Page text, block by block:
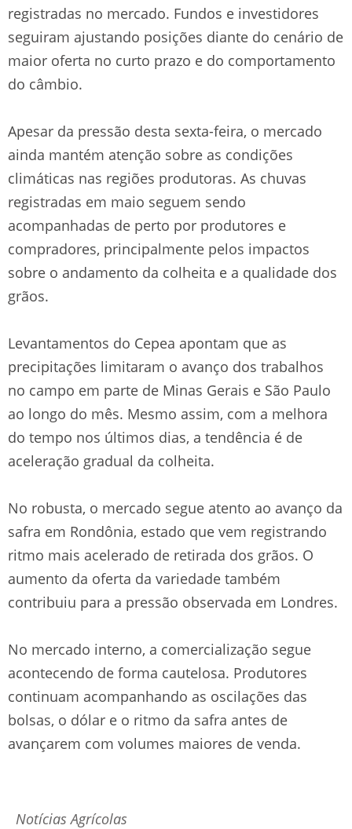
registradas no mercado. Fundos e investidores
seguiram ajustando posições diante do cenário de
maior oferta no curto prazo e do comportamento
do câmbio.
Apesar da pressão desta sexta-feira, o mercado
ainda mantém atenção sobre as condições
climáticas nas regiões produtoras. As chuvas
registradas em maio seguem sendo
acompanhadas de perto por produtores e
compradores, principalmente pelos impactos
sobre o andamento da colheita e a qualidade dos
grãos.
Levantamentos do Cepea apontam que as
precipitações limitaram o avanço dos trabalhos
no campo em parte de Minas Gerais e São Paulo
ao longo do mês. Mesmo assim, com a melhora
do tempo nos últimos dias, a tendência é de
aceleração gradual da colheita.
No robusta, o mercado segue atento ao avanço da
safra em Rondônia, estado que vem registrando
ritmo mais acelerado de retirada dos grãos. O
aumento da oferta da variedade também
contribuiu para a pressão observada em Londres.
No mercado interno, a comercialização segue
acontecendo de forma cautelosa. Produtores
continuam acompanhando as oscilações das
bolsas, o dólar e o ritmo da safra antes de
avançarem com volumes maiores de venda.
Notícias Agrícolas